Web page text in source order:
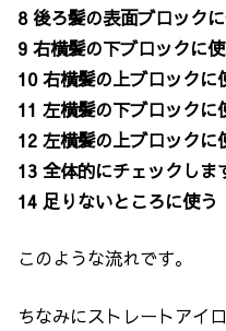
8 後ろ髪の表面ブロック
9 右横髪の下ブロックに
10 右横髪の上ブロックに
11 左横髪の下ブロックに
12 左横髪の上ブロックに
13 全体的にチェックしま
14 足りないところに使う
このような流れです。
ちなみにストレートアイ